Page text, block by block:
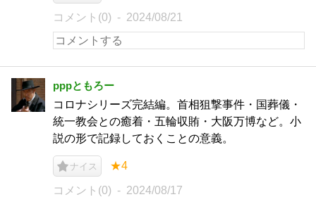
コメント(0) 2024/08/21
pppともろー
コロナシリーズ完結編。首相狙撃事件・国葬儀・
統一教会との癒着・五輪収賄・大阪万博など。小
説の形で記録しておくことの意義。
ナイス ★4
コメント(0) 2024/08/17